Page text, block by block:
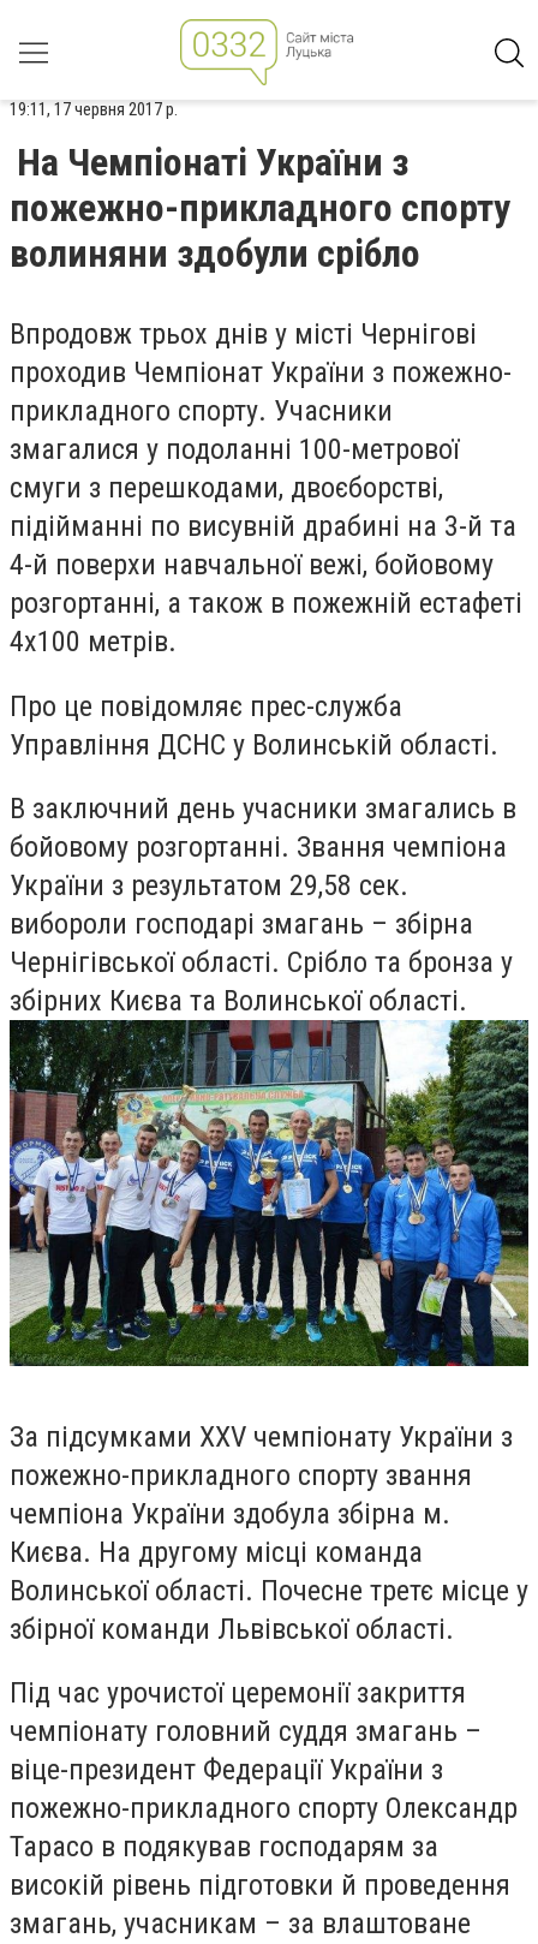
19:11, 17 червня 2017 р.
На Чемпіонаті України з
пожежно-прикладного спорту
волиняни здобули срібло
Впродовж трьох днів у місті Чернігові
проходив Чемпіонат України з пожежно-
прикладного спорту. Учасники
змагалися у подоланні 100-метрової
смуги з перешкодами, двоєборстві,
підійманні по висувній драбині на 3-й та
4-й поверхи навчальної вежі, бойовому
розгортанні, а також в пожежній естафеті
4х100 метрів.
Про це повідомляє прес-служба
Управління ДСНС у Волинській області.
В заключний день учасники змагались в
бойовому розгортанні. Звання чемпіона
України з результатом 29,58 сек.
вибороли господарі змагань – збірна
Чернігівської області. Срібло та бронза у
збірних Києва та Волинської області.
За підсумками ХХV чемпіонату України з
пожежно-прикладного спорту звання
чемпіона України здобула збірна м.
Києва. На другому місці команда
Волинської області. Почесне третє місце у
збірної команди Львівської області.
Під час урочистої церемонії закриття
чемпіонату головний суддя змагань –
віце-президент Федерації України з
пожежно-прикладного спорту Олександр
Тарасо в подякував господарям за
високій рівень підготовки й проведення
змагань, учасникам – за влаштоване